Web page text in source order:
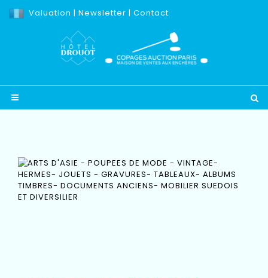
Valuation | Newsletter | Contact